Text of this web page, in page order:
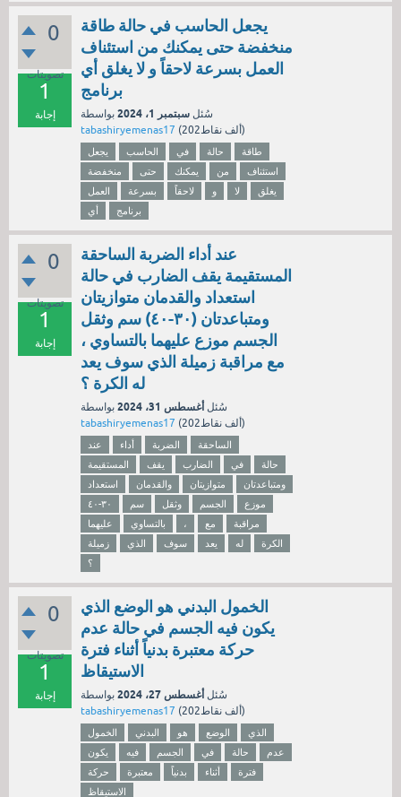
0
تصويتات
1
إجابة
يجعل الحاسب في حالة طاقة
منخفضة حتى يمكنك من استئناف
العمل بسرعة لاحقاً و لا يغلق أي
برنامج
سُئل سبتمبر 1، 2024
بواسطة
tabashiryemenas17 ( 202ألف نقاط)
يجعل الحاسب في حالة
طاقة
منخفضة
حتى يمكنك من
استئناف
العمل
بسرعة لاحقاً و لا
يغلق
أي
برنامج
0
تصويتات
1
إجابة
عند أداء الضربة الساحقة
المستقيمة يقف الضارب في حالة
استعداد والقدمان متوازيتان
ومتباعدتان (٣٠-٤٠) سم وثقل
الجسم موزع عليهما بالتساوي ،
مع مراقبة زميلة الذي سوف يعد
له الكرة ؟
سُئل أغسطس 31، 2024
بواسطة
tabashiryemenas17 ( 202ألف نقاط)
عند أداء الضربة
الساحقة
المستقيمة
يقف الضارب في
حالة
استعداد
والقدمان متوازيتان
ومتباعدتان
٣٠-٤٠
سم وثقل الجسم
موزع
عليهما
بالتساوي ، مع
مراقبة
زميلة
الذي سوف يعد له
الكرة
؟
0
تصويتات
1
إجابة
الخمول البدني هو الوضع الذي
يكون فيه الجسم في حالة عدم
حركة معتبرة بدنياً أثناء فترة
الاستيقاظ
سُئل أغسطس 27، 2024
بواسطة
tabashiryemenas17 ( 202ألف نقاط)
الخمول البدني هو الوضع
الذي
يكون
فيه الجسم في حالة
عدم
حركة
معتبرة بدنياً أثناء
فترة
الاستيقاظ